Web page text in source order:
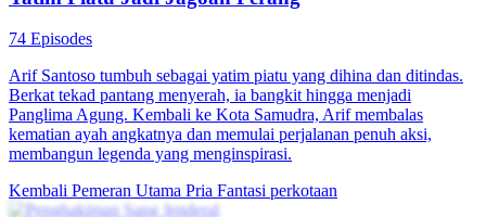
74 Episodes
Arif Santoso tumbuh sebagai yatim piatu yang dihina dan ditindas.
Berkat tekad pantang menyerah, ia bangkit hingga menjadi
Panglima Agung. Kembali ke Kota Samudra, Arif membalas
kematian ayah angkatnya dan memulai perjalanan penuh aksi,
membangun legenda yang menginspirasi.
Kembali Pemeran Utama Pria Fantasi perkotaan